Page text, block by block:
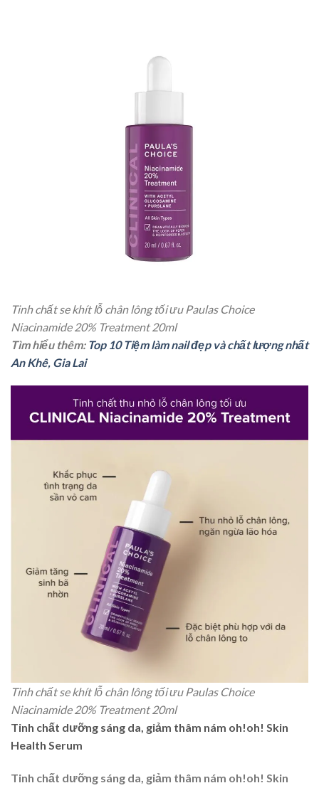
Tinh chất se khít lỗ chân lông tối ưu Paulas Choice
Niacinamide 20% Treatment 20ml
Tìm hiểu thêm: Top 10 Tiệm làm nail đẹp và chất lượng nhất
An Khê, Gia Lai
Tinh chất se khít lỗ chân lông tối ưu Paulas Choice
Niacinamide 20% Treatment 20ml
Tinh chất dưỡng sáng da, giảm thâm nám oh!oh! Skin
Health Serum
Tinh chất dưỡng sáng da, giảm thâm nám oh!oh! Skin